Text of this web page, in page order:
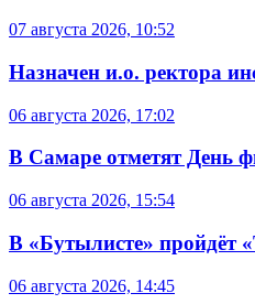
07 августа 2026, 10:52
Назначен и.о. ректора
06 августа 2026, 17:02
В Самаре отметят День
06 августа 2026, 15:54
В «Бутылисте» пройдёт
06 августа 2026, 14:45